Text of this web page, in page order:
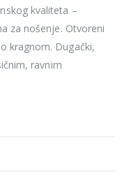
kvaliteta –
za nošenje. Otvoreni
kragnom. Dugački,
ravnim